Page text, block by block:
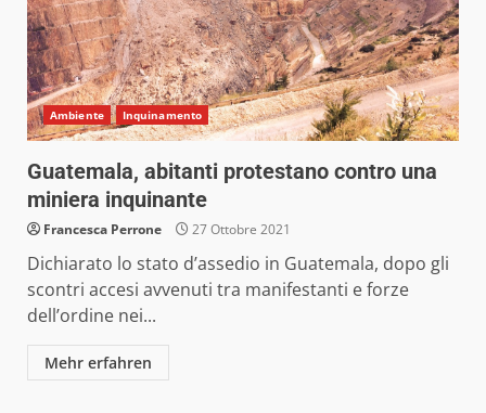
Ambiente Inquinamento
Guatemala, abitanti protestano contro una
miniera inquinante
Francesca Perrone 27 Ottobre 2021
Dichiarato lo stato d’assedio in Guatemala, dopo gli
scontri accesi avvenuti tra manifestanti e forze
dell’ordine nei...
Mehr erfahren